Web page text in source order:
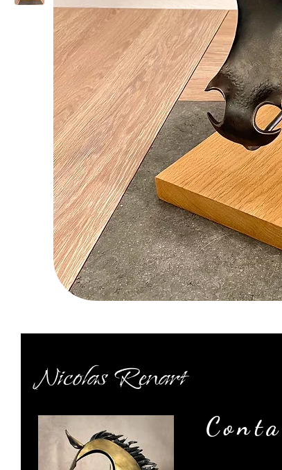
Nicolas Renart